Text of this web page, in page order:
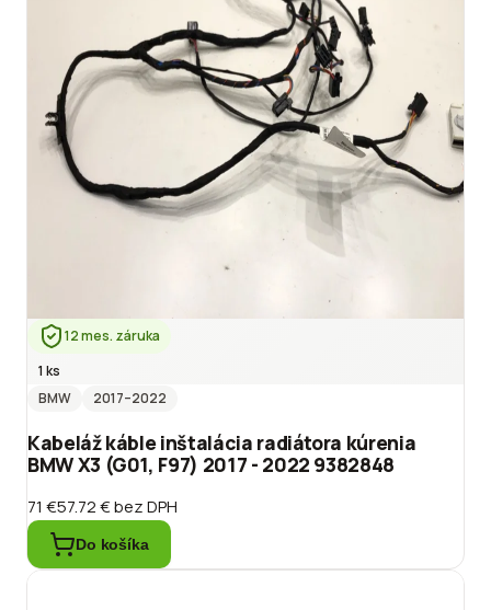
12 mes. záruka
1 ks
BMW
2017–2022
Kabeláž káble inštalácia radiátora kúrenia
BMW X3 (G01, F97) 2017 - 2022 9382848
71 €57.72 €bez DPH
Do košíka